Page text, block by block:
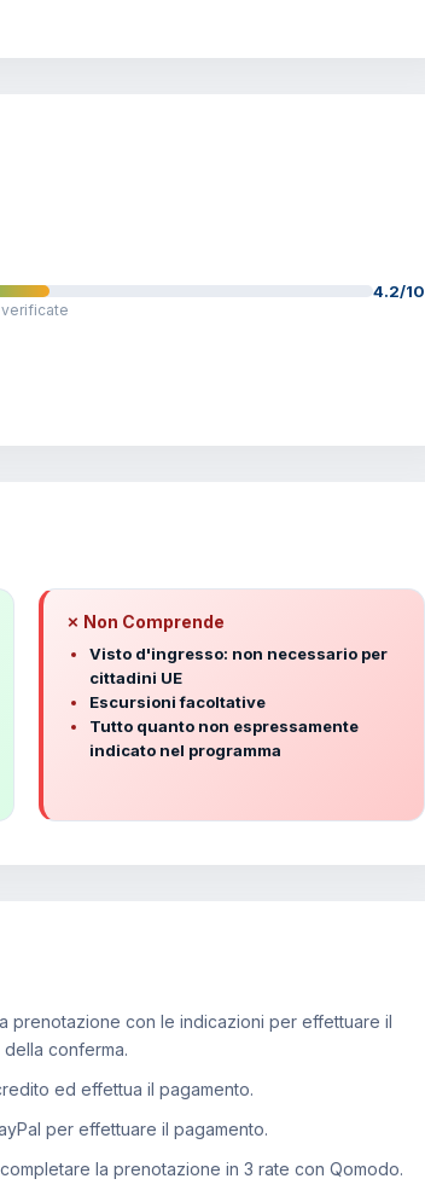
4.2/10
✗ Non Comprende
Visto d'ingresso: non necessario per
cittadini UE
Escursioni facoltative
Tutto quanto non espressamente
indicato nel programma
prenotazione con le indicazioni per effettuare il
conferma.
ed effettua il pagamento.
per effettuare il pagamento.
la prenotazione in 3 rate con Qomodo.